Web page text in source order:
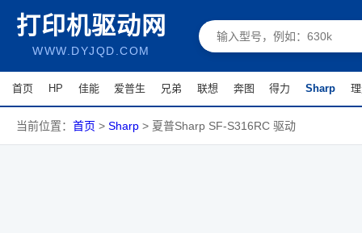
打印机驱动网
WWW.DYJQD.COM
首页 HP 佳能 爱普生 兄弟 联想 奔图 得力 Sharp
当前位置： 首页 > Sharp > 夏普Sharp SF-S316RC 驱动